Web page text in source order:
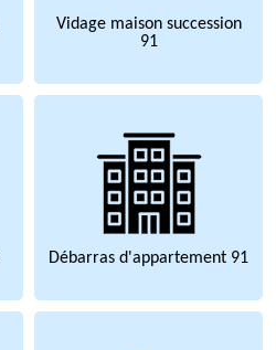
Vidage maison succession
91
Débarras d'appartement 91